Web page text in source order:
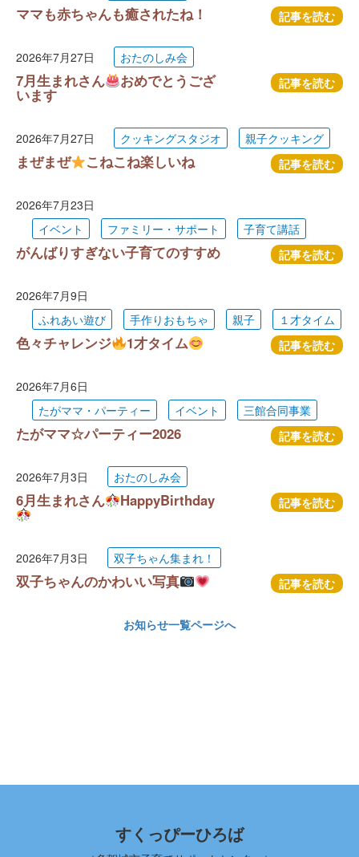
ママも赤ちゃんも癒されたね！ 記事を読む
2026年7月27日 おたのしみ会
7月生まれさん おめでとうござ
います
記事を読む
2026年7月27日 クッキングスタジオ 親子クッキング
まぜまぜ こねこね楽しいね 記事を読む
2026年7月23日
イベント
ファミリー・サポート 子育て講話
がんばりすぎない子育てのすすめ 記事を読む
2026年7月9日
ふれあい遊び
手作りおもちゃ 親子 １才タイム
色々チャレンジ 1才タイム 記事を読む
2026年7月6日
たがママ・パーティー
イベント 三館合同事業
たがママ☆パーティー2026 記事を読む
2026年7月3日 おたのしみ会
6月生まれさん HappyBirthday 記事を読む
2026年7月3日 双子ちゃん集まれ！
双子ちゃんのかわいい写真 記事を読む
お知らせ一覧ページへ
すくっぴーひろば